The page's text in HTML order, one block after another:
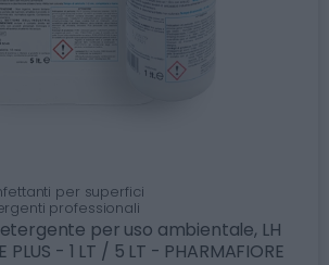
per superfici
professionali
per uso ambientale, LH
PLUS - 1 LT / 5 LT - PHARMAFIORE